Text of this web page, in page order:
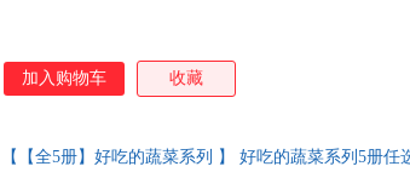
加入购物车 收藏
【【全5册】好吃的蔬菜系列 】 好吃的蔬菜系列5册